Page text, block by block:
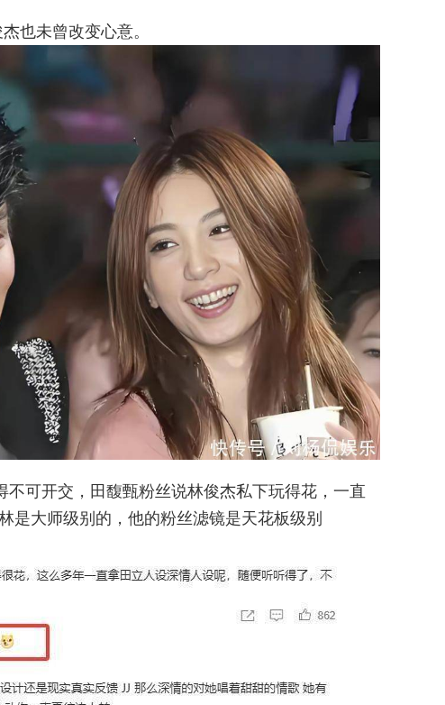
也未曾改变心意。
可开交，田馥甄粉丝说林俊杰私下玩得花，一直
是大师级别的，他的粉丝滤镜是天花板级别